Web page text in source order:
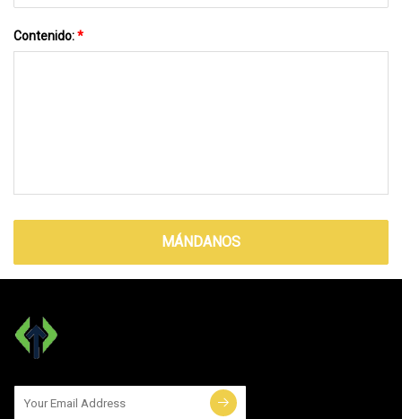
Contenido:*
MÁNDANOS